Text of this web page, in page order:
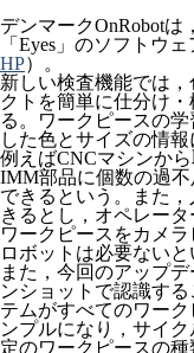
デンマークOnRobotは
「Eyes」のソフトウ
HP）。
新しい検査機能では
クトを簡単に仕分け
る。ワークピースの
した色とサイズの情
例えばCNCマシンか
IMM部品に個数の過
できるという。また
きるとし，オペレー
ワークピースをカメ
ロボットは必要ないと
また，今回のアップ
ンショットで認識す
テムがすべてのワー
ンプルになり，サイ
定のワークピースの